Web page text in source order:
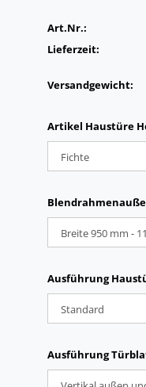
Art.Nr.:
Lieferzeit:
Versandgewicht:
Artikel Haustüre
Ausführung
Ausführung